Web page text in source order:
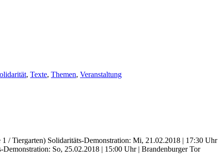
, Texte, Themen, Veranstaltung
/ Tiergarten) Solidaritäts-Demonstration: Mi, 21.02.2018 | 17:30 Uhr
So, 25.02.2018 | 15:00 Uhr | Brandenburger Tor